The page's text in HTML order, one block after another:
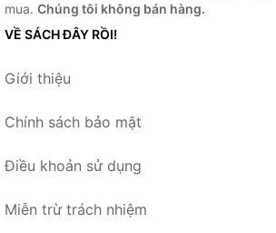
mua. Chúng tôi không bán hàng.
VỀ SÁCH ĐÂY RỒI!
Giới thiệu
Chính sách bảo mật
Điều khoản sử dụng
Miễn trừ trách nhiệm